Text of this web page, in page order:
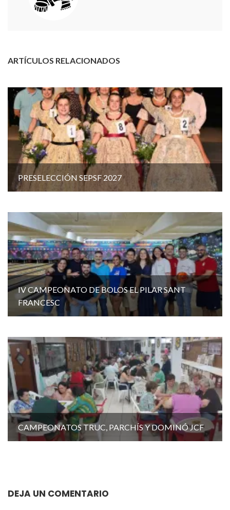
ARTÍCULOS RELACIONADOS
PRESELECCIÓN SEPSF 2027
IV CAMPEONATO DE BOLOS EL PILAR SANT
FRANCESC
CAMPEONATOS TRUC, PARCHÍS Y DOMINÓ JCF
DEJA UN COMENTARIO